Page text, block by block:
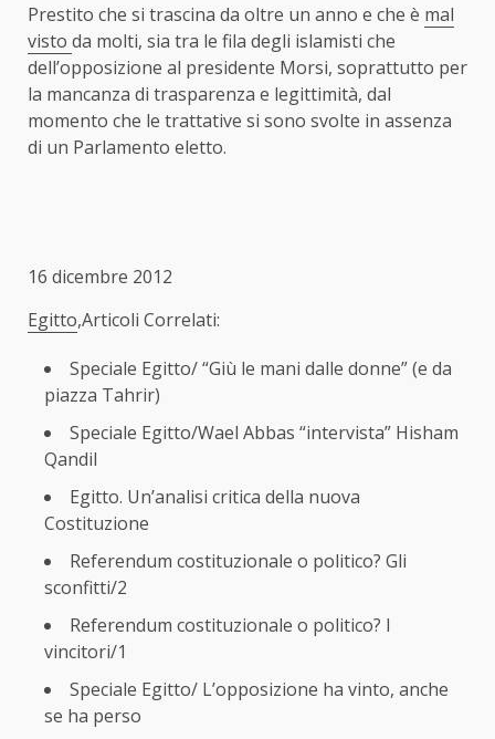
Prestito che si trascina da oltre un anno e che è mal
visto da molti, sia tra le fila degli islamisti che
dell’opposizione al presidente Morsi, soprattutto per
la mancanza di trasparenza e legittimità, dal
momento che le trattative si sono svolte in assenza
di un Parlamento eletto.
16 dicembre 2012
Egitto,Articoli Correlati:
Speciale Egitto/ “Giù le mani dalle donne” (e da
piazza Tahrir)
Speciale Egitto/Wael Abbas “intervista” Hisham
Qandil
Egitto. Un’analisi critica della nuova
Costituzione
Referendum costituzionale o politico? Gli
sconfitti/2
Referendum costituzionale o politico? I
vincitori/1
Speciale Egitto/ L’opposizione ha vinto, anche
se ha perso